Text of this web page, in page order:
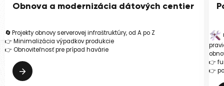
Obnova a modernizácia dátových centier
🔄Projekty obnovy serverovej infraštruktúry, od A po Z
👉 Minimalizácia výpadkov produkcie
👉 Obnoviteľnosť pre prípad havárie
👉
👉